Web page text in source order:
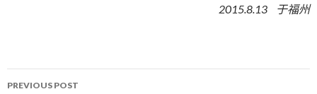
2015.8.13 于福州
PREVIOUS POST